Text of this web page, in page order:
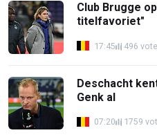
Club Brugge
titelfavoriet"
17:45 496
Deschacht
Genk al
07:20 1759